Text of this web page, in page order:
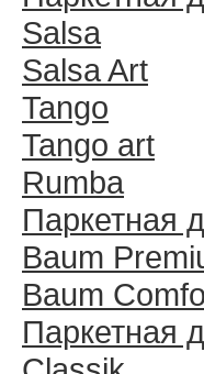
Salsa
Salsa Art
Tango
Tango art
Rumba
Паркетная
Baum
Baum
Паркетная